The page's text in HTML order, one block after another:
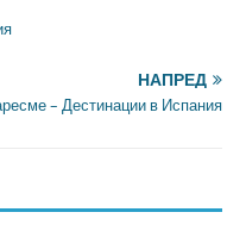
НАПРЕД
– Дестинации в Испания